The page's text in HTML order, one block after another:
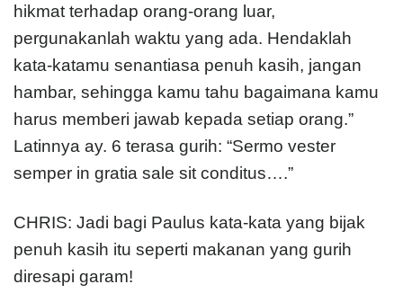
hikmat terhadap orang-orang luar,
pergunakanlah waktu yang ada. Hendaklah
kata-katamu senantiasa penuh kasih, jangan
hambar, sehingga kamu tahu bagaimana kamu
harus memberi jawab kepada setiap orang.”
Latinnya ay. 6 terasa gurih: “Sermo vester
semper in gratia sale sit conditus….”
CHRIS: Jadi bagi Paulus kata-kata yang bijak
penuh kasih itu seperti makanan yang gurih
diresapi garam!